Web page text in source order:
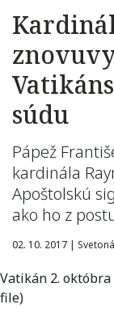
súdu
Pápež
kardinála
Apoštolskú
ako ho z
02. 10. 2017 |
Vatikán 2. októbra
file)